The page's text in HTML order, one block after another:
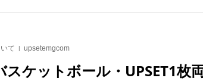
て upsetemgcom
ケットボール・UPSET1枚